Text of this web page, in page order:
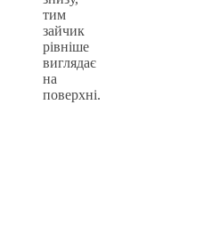
тим
зайчик
рівніше
виглядає
на
поверхні.